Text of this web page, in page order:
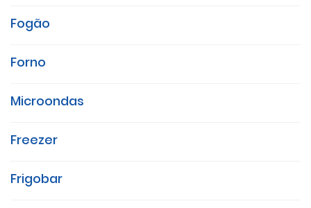
Fogão
Forno
Microondas
Freezer
Frigobar